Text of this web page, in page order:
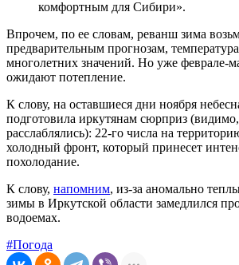
комфортным для Сибири».
Впрочем, по ее словам, реванш зима
предварительным прогнозам,
многолетних значений. Но уже феврале-
ожидают потепление.
К слову, на оставшиеся дни ноября
подготовила иркутянам сюрприз
расслаблялись): 22-го числа на
холодный фронт, который принесет
похолодание.
К слову, напомним, из-за аномально
зимы в Иркутской области замедлился
водоемах.
#Погода